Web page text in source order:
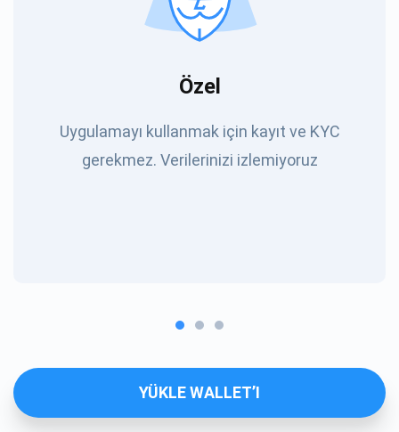
Özel
Uygulamayı kullanmak için kayıt ve KYC
gerekmez. Verilerinizi izlemiyoruz
YÜKLE WALLET’I